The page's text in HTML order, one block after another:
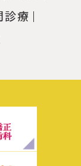
診療